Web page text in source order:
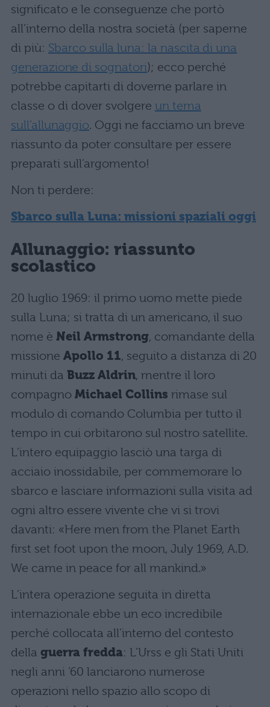
significato e le conseguenze che portò
all’interno della nostra società (per saperne
di più: Sbarco sulla luna: la nascita di una
generazione di sognatori); ecco perché
potrebbe capitarti di doverne parlare in
classe o di dover svolgere un tema
sull’allunaggio. Oggi ne facciamo un breve
riassunto da poter consultare per essere
preparati sull’argomento!
Non ti perdere:
Sbarco sulla Luna: missioni spaziali oggi
Allunaggio: riassunto
scolastico
20 luglio 1969: il primo uomo mette piede
sulla Luna; si tratta di un americano, il suo
nome è Neil Armstrong, comandante della
missione Apollo 11, seguito a distanza di 20
minuti da Buzz Aldrin, mentre il loro
compagno Michael Collins rimase sul
modulo di comando Columbia per tutto il
tempo in cui orbitarono sul nostro satellite.
L’intero equipaggio lasciò una targa di
acciaio inossidabile, per commemorare lo
sbarco e lasciare informazioni sulla visita ad
ogni altro essere vivente che vi si trovi
davanti: «Here men from the Planet Earth
first set foot upon the moon, July 1969, A.D.
We came in peace for all mankind.»
L’intera operazione seguita in diretta
internazionale ebbe un eco incredibile
perché collocata all’interno del contesto
della guerra fredda: L’Urss e gli Stati Uniti
negli anni ’60 lanciarono numerose
operazioni nello spazio allo scopo di